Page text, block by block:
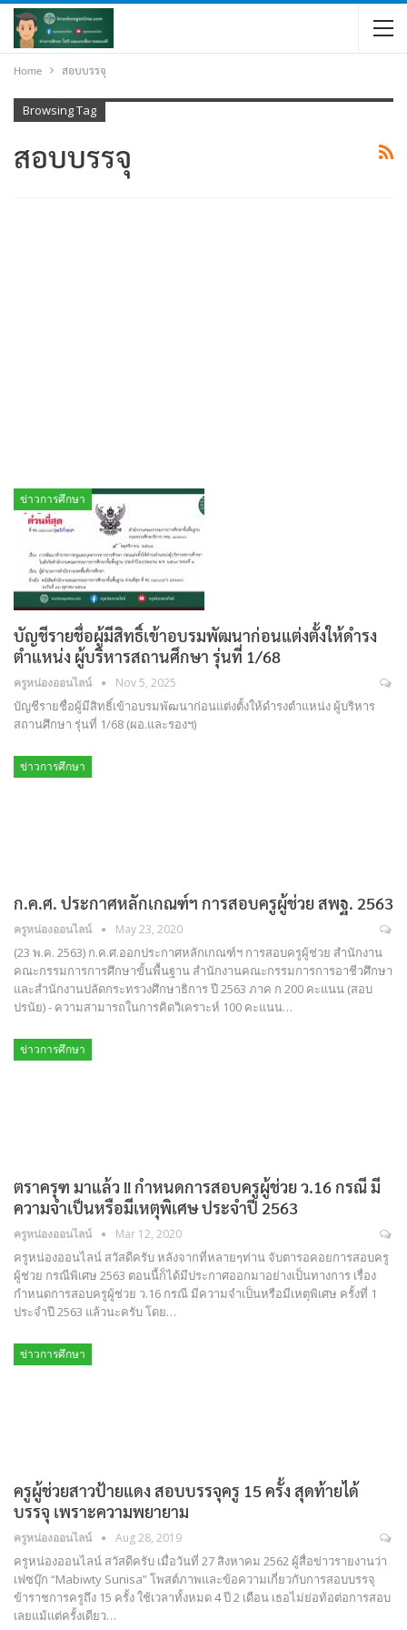
Home สอบบรรจุ
Browsing Tag
สอบบรรจุ
ข่าวการศึกษา
บัญชีรายชื่อผู้มีสิทธิ์เข้าอบรมพัฒนาก่อนแต่งตั้งให้ดำรง
ตำแหน่ง ผู้บริหารสถานศึกษา รุ่นที่ 1/68
ครูหน่องออนไลน์ Nov 5, 2025
บัญชีรายชื่อผู้มีสิทธิ์เข้าอบรมพัฒนาก่อนแต่งตั้งให้ดำรงตำแหน่ง ผู้บริหาร
สถานศึกษา รุ่นที่ 1/68 (ผอ.และรองฯ)
ข่าวการศึกษา
ก.ค.ศ. ประกาศหลักเกณฑ์ฯ การสอบครูผู้ช่วย สพฐ. 2563
ครูหน่องออนไลน์ May 23, 2020
(23 พ.ค. 2563) ก.ค.ศ.ออกประกาศหลักเกณฑ์ฯ การสอบครูผู้ช่วย สำนักงาน
คณะกรรมการการศึกษาขั้นพื้นฐาน สำนักงานคณะกรรมการการอาชีวศึกษา
และสำนักงานปลัดกระทรวงศึกษาธิการ ปี 2563 ภาค ก 200 คะแนน (สอบ
ปรนัย) - ความสามารถในการคิดวิเคราะห์ 100 คะแนน…
ข่าวการศึกษา
ตราครุฑ มาแล้ว !! กำหนดการสอบครูผู้ช่วย ว.16 กรณี มี
ความจำเป็นหรือมีเหตุพิเศษ ประจำปี 2563
ครูหน่องออนไลน์ Mar 12, 2020
ครูหน่องออนไลน์ สวัสดีครับ หลังจากที่หลายๆท่าน จับตารอคอยการสอบครู
ผู้ช่วย กรณีพิเศษ 2563 ตอนนี้ก็ได้มีประกาศออกมาอย่างเป็นทางการ เรื่อง
กำหนดการสอบครูผู้ช่วย ว.16 กรณี มีความจำเป็นหรือมีเหตุพิเศษ ครั้งที่ 1
ประจำปี 2563 แล้วนะครับ โดย…
ข่าวการศึกษา
ครูผู้ช่วยสาวป้ายแดง สอบบรรจุครู 15 ครั้ง สุดท้ายได้
บรรจุ เพราะความพยายาม
ครูหน่องออนไลน์ Aug 28, 2019
ครูหน่องออนไลน์ สวัสดีครับ เมื่อวันที่ 27 สิงหาคม 2562 ผู้สื่อข่าวรายงานว่า
เฟซบุ๊ก “Mabiwty Sunisa” โพสต์ภาพและข้อความเกี่ยวกับการสอบบรรจุ
ข้าราชการครูถึง 15 ครั้ง ใช้เวลาทั้งหมด 4 ปี 2 เดือน เธอไม่ย่อท้อต่อการสอบ
เลยแม้แต่ครั้งเดียว…